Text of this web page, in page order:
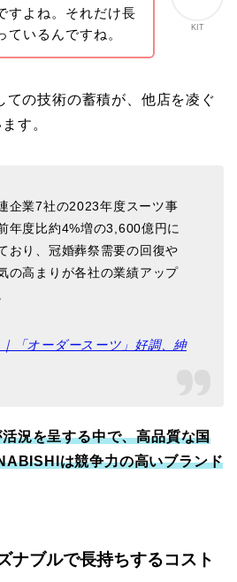
KIT
すよね。それだけ長
いるんですね。
ての技術の蓄積が、他店を凌ぐ
す。
企業7社の2023年度スーツ事
年度比約4%増の3,600億円に
おり、冠婚葬祭需要の回復や
の高まりが各社の業績アップ
「オーダースーツ」好調、紳
況を呈する中で、高品質な国
は競争力の高いブランド
ナブルで長持ちするコスト